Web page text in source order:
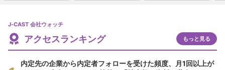
J-CAST 会社ウォッチ
アクセスランキング もっと見る
内定先の企業から内定者フォローを受けた頻度、月1回以上が